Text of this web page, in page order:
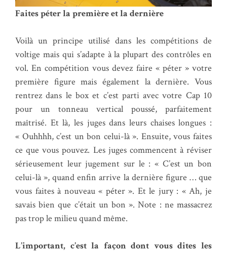
Faites péter la première et la dernière
Voilà un principe utilisé dans les compétitions de
voltige mais qui s’adapte à la plupart des contrôles en
vol. En compétition vous devez faire « péter » votre
première figure mais également la dernière. Vous
rentrez dans le box et c’est parti avec votre Cap 10
pour un tonneau vertical poussé, parfaitement
maîtrisé. Et là, les juges dans leurs chaises longues :
« Ouhhhh, c’est un bon celui-là ». Ensuite, vous faites
ce que vous pouvez. Les juges commencent à réviser
sérieusement leur jugement sur le : « C’est un bon
celui-là », quand enfin arrive la dernière figure … que
vous faites à nouveau « péter ». Et le jury : « Ah, je
savais bien que c’était un bon ». Note : ne massacrez
pas trop le milieu quand même.
L’important, c’est la façon dont vous dites les